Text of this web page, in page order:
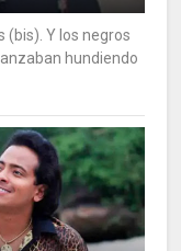
(bis). Y los negros
hundiendo